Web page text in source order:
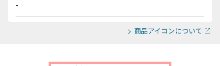
-
商品アイコンについて